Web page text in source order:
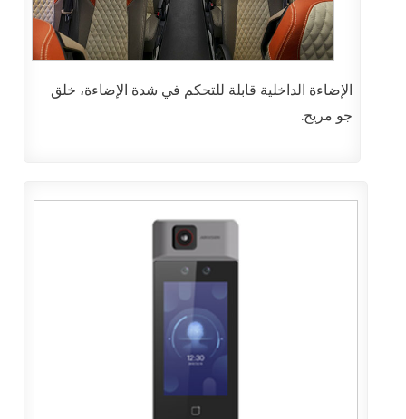
الإضاءة الداخلية قابلة للتحكم في شدة الإضاءة، خلق
جو مريح.